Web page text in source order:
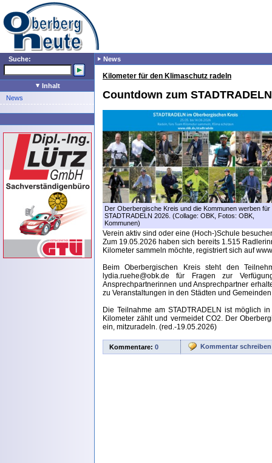
Suche:
Inhalt
News
News
Kilometer für den Klimaschutz radeln
Countdown zum
Der Oberbergische Kreis und die Kommunen werben für
STADTRADELN 2026. (Collage: OBK, Fotos: OBK,
Kommunen)
Verein aktiv sind oder eine (Hoch-)Schule
Zum 19.05.2026 haben sich bereits 1.515
Kilometer sammeln möchte, registriert sich auf
Beim Oberbergischen Kreis steht den
lydia.ruehe@obk.de für Fragen zur
Ansprechpartnerinnen und Ansprechpartner
zu Veranstaltungen in den Städten und
Die Teilnahme am STADTRADELN ist möglich
Kilometer zählt und vermeidet CO2. Der
ein, mitzuradeln. (red.-19.05.2026)
Kommentare: 0 Kommentar schreiben